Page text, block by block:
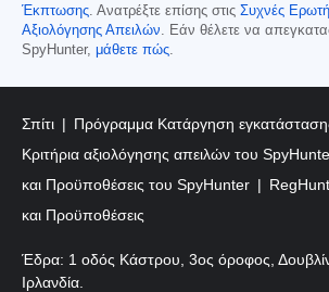
Έκπτωσης. Ανατρέξτε επίσης στις Συχνές
Αξιολόγησης Απειλών. Εάν θέλετε να
SpyHunter, μάθετε πώς.
Σπίτι
Πρόγραμμα Κατάργηση
Κριτήρια αξιολόγησης απειλών του
και Προϋποθέσεις του SpyHunter
και Προϋποθέσεις
Έδρα: 1 οδός Κάστρου, 3ος όροφος,
Ιρλανδία.